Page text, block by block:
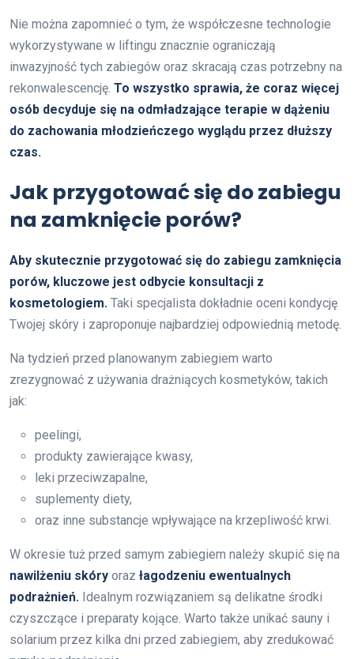
Nie można zapomnieć o tym, że współczesne technologie
wykorzystywane w liftingu znacznie ograniczają
inwazyjność tych zabiegów oraz skracają czas potrzebny na
rekonwalescencję. To wszystko sprawia, że coraz więcej
osób decyduje się na odmładzające terapie w dążeniu
do zachowania młodzieńczego wyglądu przez dłuższy
czas.
Jak przygotować się do zabiegu
na zamknięcie porów?
Aby skutecznie przygotować się do zabiegu zamknięcia
porów, kluczowe jest odbycie konsultacji z
kosmetologiem. Taki specjalista dokładnie oceni kondycję
Twojej skóry i zaproponuje najbardziej odpowiednią metodę.
Na tydzień przed planowanym zabiegiem warto
zrezygnować z używania drażniących kosmetyków, takich
jak:
peelingi,
produkty zawierające kwasy,
leki przeciwzapalne,
suplementy diety,
oraz inne substancje wpływające na krzepliwość krwi.
W okresie tuż przed samym zabiegiem należy skupić się na
nawilżeniu skóry oraz łagodzeniu ewentualnych
podrażnień. Idealnym rozwiązaniem są delikatne środki
czyszczące i preparaty kojące. Warto także unikać sauny i
solarium przez kilka dni przed zabiegiem, aby zredukować